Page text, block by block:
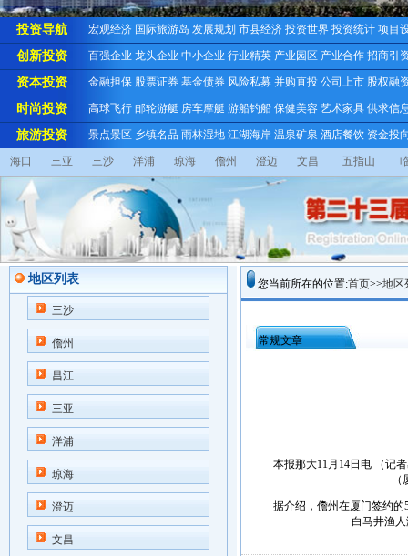
投资导航 宏观经济 国际旅游岛 发展规划 市县经济 投资世界 投资统计 项目
创新投资 百强企业 龙头企业 中小企业 行业精英 产业园区 产业合作 招商引
资本投资 金融担保 股票证券 基金债券 风险私募 并购直投 公司上市 股权融
时尚投资 高球飞行 邮轮游艇 房车摩艇 游船钓船 保健美容 艺术家具 供求信
旅游投资 景点景区 乡镇名品 雨林湿地 江湖海岸 温泉矿泉 酒店餐饮 资金投
海口 三亚 三沙 洋浦 琼海 儋州 澄迈 文昌 五指山
地区列表
三沙
儋州
昌江
三亚
洋浦
琼海
澄迈
文昌
您当前所在的位置:首页>>地区
常规文章
本报那大11月14日电 （记者
据介绍，儋州在厦门签约的5
白马井渔